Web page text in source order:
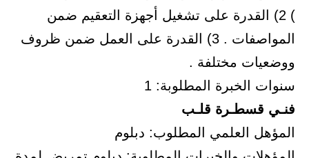
) 2) القدرة على تشغيل أجهزة التعقيم ضمن
المواصفات . 3) القدرة على العمل ضمن ظروف
ووضعيات مختلفة .
سنوات الخبرة المطلوبة: 1
فنـي قسطـرة قلـب
المؤهل العلمي المطلوب: دبلوم